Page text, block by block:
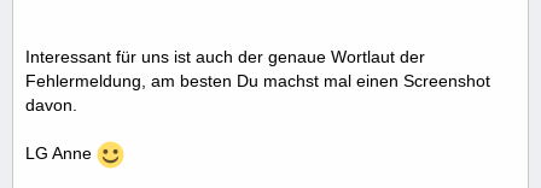
Interessant für uns ist auch der genaue Wortlaut der
Fehlermeldung, am besten Du machst mal einen Screenshot
davon.
LG Anne